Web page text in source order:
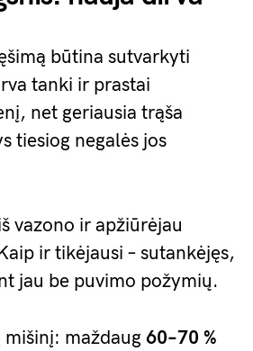
būtina sutvarkyti
tanki ir prastai
net geriausia trąša
tiesiog negalės jos
vazono ir apžiūrėjau
ir tikėjausi – sutankėjęs,
jau be puvimo požymių.
mišinį: maždaug 60–70 %